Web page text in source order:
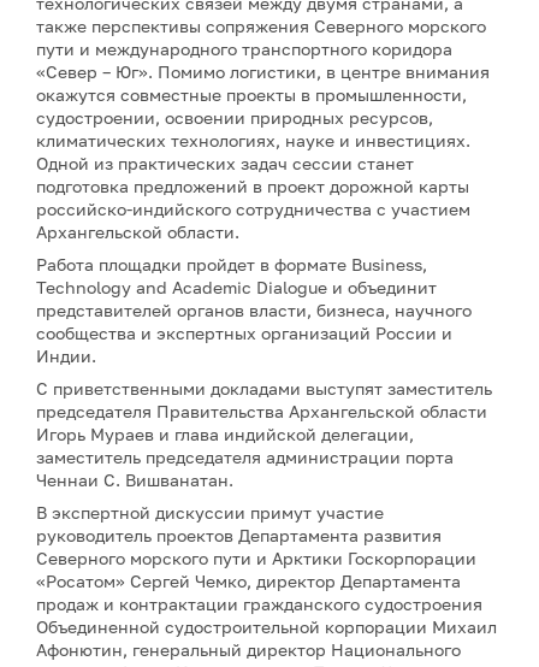
также перспективы сопряжения Северного морского
пути и международного транспортного коридора
«Север – Юг». Помимо логистики, в центре внимания
окажутся совместные проекты в промышленности,
судостроении, освоении природных ресурсов,
климатических технологиях, науке и инвестициях.
Одной из практических задач сессии станет
подготовка предложений в проект дорожной карты
российско-индийского сотрудничества с участием
Архангельской области.
Работа площадки пройдет в формате Business,
Technology and Academic Dialogue и объединит
представителей органов власти, бизнеса, научного
сообщества и экспертных организаций России и
Индии.
С приветственными докладами выступят заместитель
председателя Правительства Архангельской области
Игорь Мураев и глава индийской делегации,
заместитель председателя администрации порта
Ченнаи С. Вишванатан.
В экспертной дискуссии примут участие
руководитель проектов Департамента развития
Северного морского пути и Арктики Госкорпорации
«Росатом» Сергей Чемко, директор Департамента
продаж и контрактации гражданского судостроения
Объединенной судостроительной корпорации Михаил
Афонютин, генеральный директор Национального